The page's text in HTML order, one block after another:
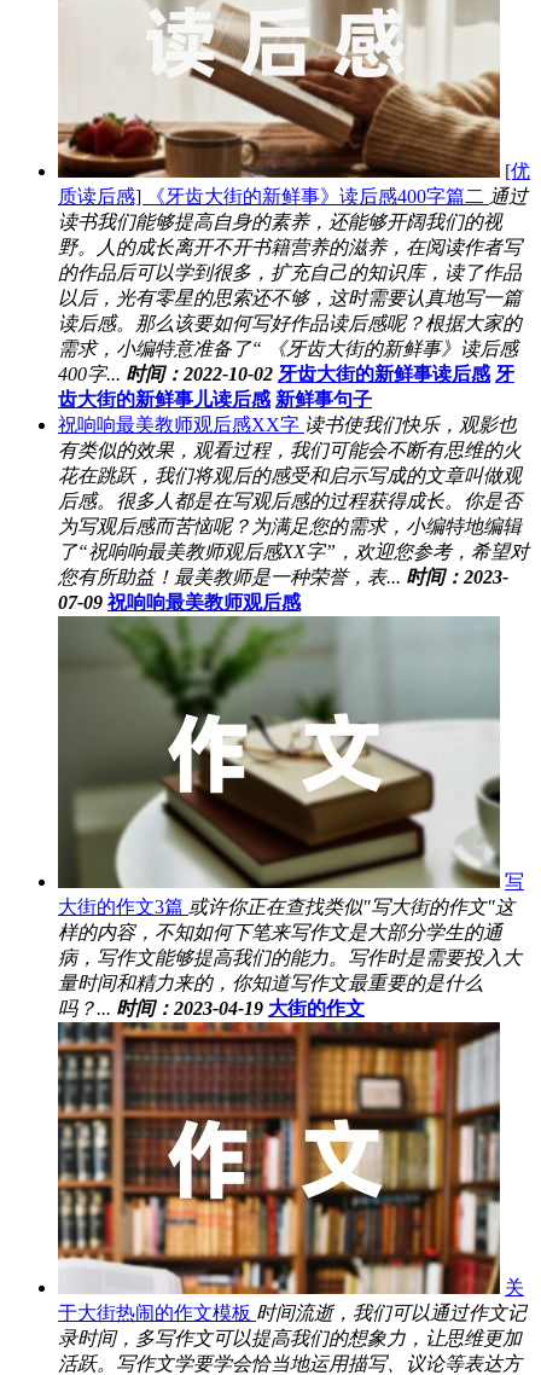
[优
质读后感] 《牙齿大街的新鲜事》读后感400字篇二 通过
读书我们能够提高自身的素养，还能够开阔我们的视
野。人的成长离开不开书籍营养的滋养，在阅读作者写
的作品后可以学到很多，扩充自己的知识库，读了作品
以后，光有零星的思索还不够，这时需要认真地写一篇
读后感。那么该要如何写好作品读后感呢？根据大家的
需求，小编特意准备了“ 《牙齿大街的新鲜事》读后感
400字... 时间：2022-10-02 牙齿大街的新鲜事读后感 牙
齿大街的新鲜事儿读后感 新鲜事句子
祝响响最美教师观后感XX字 读书使我们快乐，观影也
有类似的效果，观看过程，我们可能会不断有思维的火
花在跳跃，我们将观后的感受和启示写成的文章叫做观
后感。很多人都是在写观后感的过程获得成长。你是否
为写观后感而苦恼呢？为满足您的需求，小编特地编辑
了“祝响响最美教师观后感XX字”，欢迎您参考，希望对
您有所助益！最美教师是一种荣誉，表... 时间：2023-
07-09 祝响响最美教师观后感
写
大街的作文3篇 或许你正在查找类似"写大街的作文"这
样的内容，不知如何下笔来写作文是大部分学生的通
病，写作文能够提高我们的能力。写作时是需要投入大
量时间和精力来的，你知道写作文最重要的是什么
吗？... 时间：2023-04-19 大街的作文
关
于大街热闹的作文模板 时间流逝，我们可以通过作文记
录时间，多写作文可以提高我们的想象力，让思维更加
活跃。写作文学要学会恰当地运用描写、议论等表达方